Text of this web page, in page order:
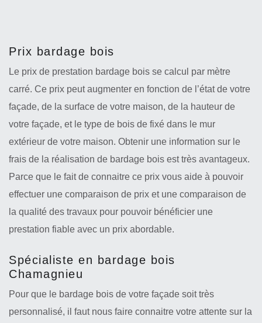
Prix bardage bois
Le prix de prestation bardage bois se calcul par mètre
carré. Ce prix peut augmenter en fonction de l’état de votre
façade, de la surface de votre maison, de la hauteur de
votre façade, et le type de bois de fixé dans le mur
extérieur de votre maison. Obtenir une information sur le
frais de la réalisation de bardage bois est très avantageux.
Parce que le fait de connaitre ce prix vous aide à pouvoir
effectuer une comparaison de prix et une comparaison de
la qualité des travaux pour pouvoir bénéficier une
prestation fiable avec un prix abordable.
Spécialiste en bardage bois
Chamagnieu
Pour que le bardage bois de votre façade soit très
personnalisé, il faut nous faire connaitre votre attente sur la